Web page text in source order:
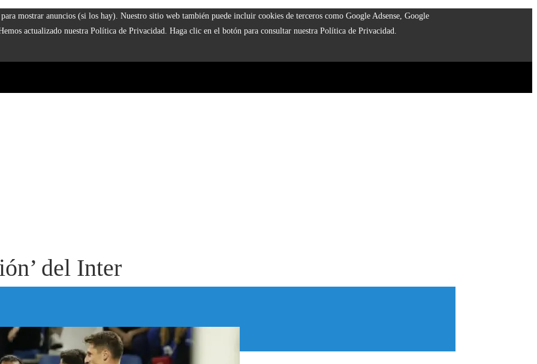
mostrar anuncios (si los hay). Nuestro sitio web también puede incluir cookies de terceros como Google Adsense, Google
actualizado nuestra Política de Privacidad. Haga clic en el botón para consultar nuestra Política de Privacidad.
del Inter